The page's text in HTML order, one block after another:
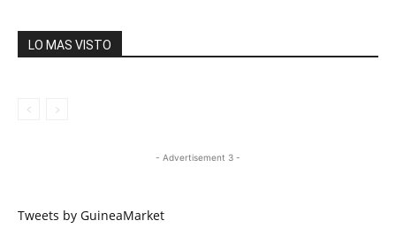
LO MAS VISTO
- Advertisement 3 -
Tweets by GuineaMarket